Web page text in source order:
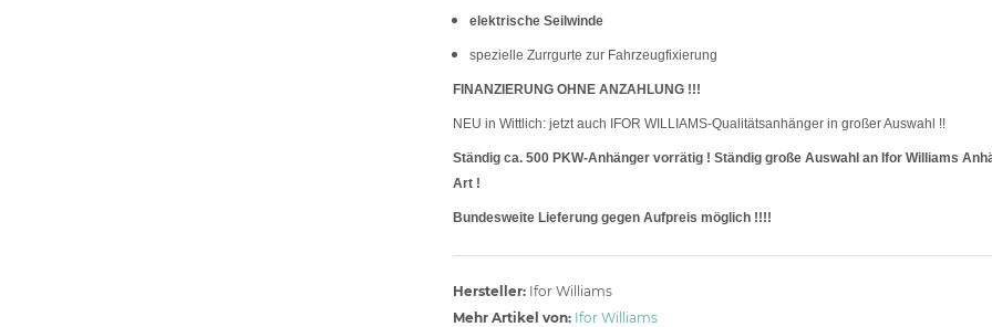
elektrische Seilwinde
spezielle Zurrgurte zur Fahrzeugfixierung
FINANZIERUNG OHNE ANZAHLUNG !!!
NEU in Wittlich: jetzt auch IFOR WILLIAMS-Qualitätsanhänger in großer Auswahl !!
Ständig ca. 500 PKW-Anhänger vorrätig ! Ständig große Auswahl an Ifor Williams
Art !
Bundesweite Lieferung gegen Aufpreis möglich !!!!
Hersteller: Ifor Williams
Mehr Artikel von: Ifor Williams